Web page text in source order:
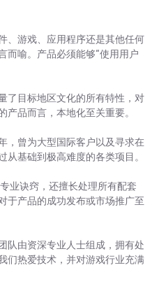
、游戏、应用程序还是其他任何
而喻。产品必须能够“使用用户
了目标地区文化的所有特性，对
品而言，本地化至关重要。
，曾为大型国际客户以及寻求在
基础到极高难度的各类项目。
业诀窍，还擅长处理所有配套
于产品的成功发布或市场推广至
队由资深专业人士组成，拥有处
们热爱技术，并对游戏行业充满